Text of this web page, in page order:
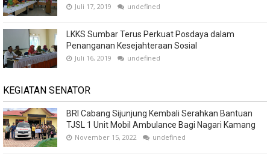
Juli 17, 2019 undefined
LKKS Sumbar Terus Perkuat Posdaya dalam
Penanganan Kesejahteraan Sosial
Juli 16, 2019 undefined
KEGIATAN SENATOR
BRI Cabang Sijunjung Kembali Serahkan Bantuan
TJSL 1 Unit Mobil Ambulance Bagi Nagari Kamang
November 15, 2022 undefined